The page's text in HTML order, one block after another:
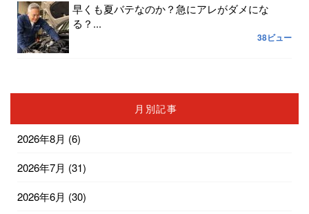
早くも夏バテなのか？急にアレがダメにな
る？...
38ビュー
月別記事
2026年8月 (6)
2026年7月 (31)
2026年6月 (30)